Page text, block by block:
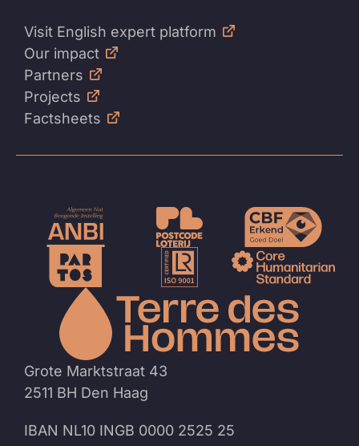
Visit English expert platform
Our impact
Partners
Projects
Factsheets
Grote Marktstraat 43
2511 BH Den Haag
IBAN NL10 INGB 0000 2525 25